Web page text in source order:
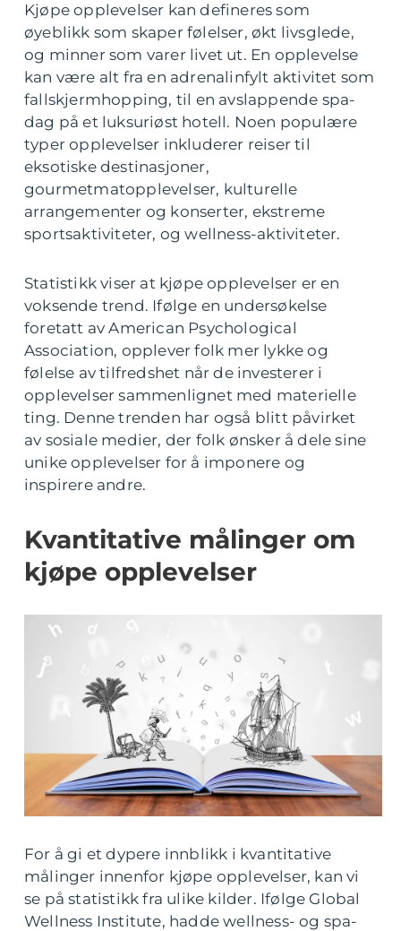
Kjøpe opplevelser kan defineres som
øyeblikk som skaper følelser, økt livsglede,
og minner som varer livet ut. En opplevelse
kan være alt fra en adrenalinfylt aktivitet som
fallskjermhopping, til en avslappende spa-
dag på et luksuriøst hotell. Noen populære
typer opplevelser inkluderer reiser til
eksotiske destinasjoner,
gourmetmatopplevelser, kulturelle
arrangementer og konserter, ekstreme
sportsaktiviteter, og wellness-aktiviteter.
Statistikk viser at kjøpe opplevelser er en
voksende trend. Ifølge en undersøkelse
foretatt av American Psychological
Association, opplever folk mer lykke og
følelse av tilfredshet når de investerer i
opplevelser sammenlignet med materielle
ting. Denne trenden har også blitt påvirket
av sosiale medier, der folk ønsker å dele sine
unike opplevelser for å imponere og
inspirere andre.
Kvantitative målinger om
kjøpe opplevelser
For å gi et dypere innblikk i kvantitative
målinger innenfor kjøpe opplevelser, kan vi
se på statistikk fra ulike kilder. Ifølge Global
Wellness Institute, hadde wellness- og spa-